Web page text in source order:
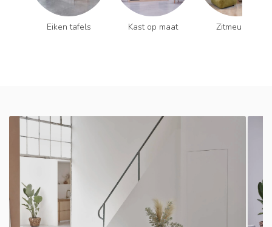
Eiken tafels Kast op maat Zitmeubels